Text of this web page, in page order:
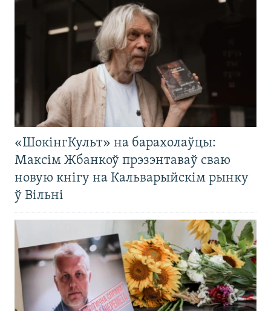
«ШокінгКульт» на барахолаўцы:
Максім Жбанкоў прэзэнтаваў сваю
новую кнігу на Кальварыйскім рынку
ў Вільні